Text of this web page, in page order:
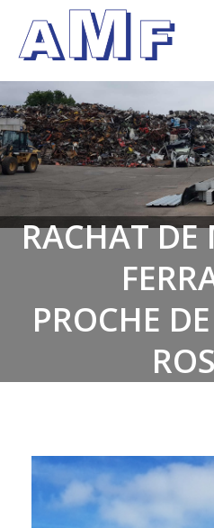
RACHAT DE
PROCHE